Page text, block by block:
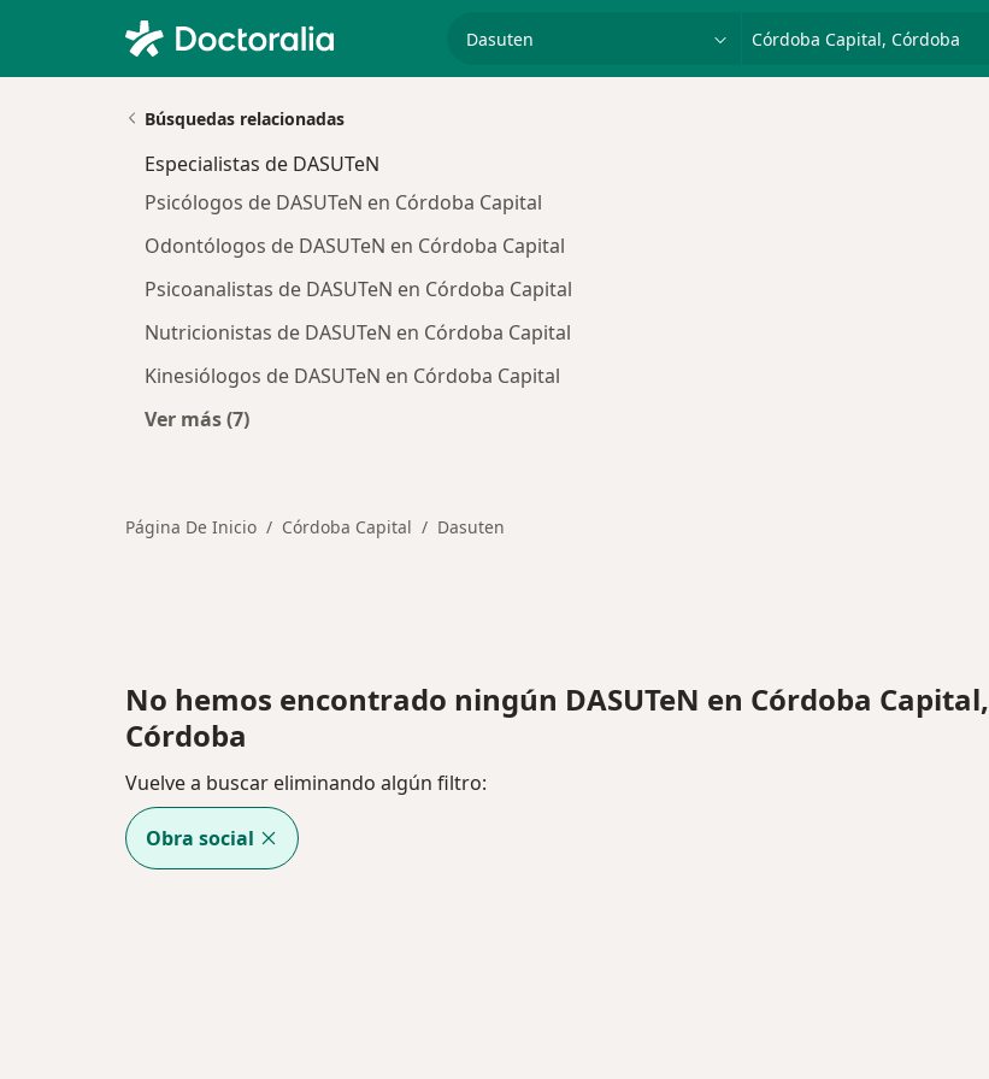
especialidad, enfermedad o nombrep. ej. Buenos Aires
Búsquedas relacionadas
Especialistas de DASUTeN
Psicólogos de DASUTeN en Córdoba Capital
Odontólogos de DASUTeN en Córdoba Capital
Psicoanalistas de DASUTeN en Córdoba Capital
Nutricionistas de DASUTeN en Córdoba Capital
Kinesiólogos de DASUTeN en Córdoba Capital
Ver más (7)
Página De Inicio Córdoba Capital Dasuten
No hemos encontrado ningún DASUTeN en Córdoba Capital,
Córdoba
Vuelve a buscar eliminando algún filtro:
Obra social